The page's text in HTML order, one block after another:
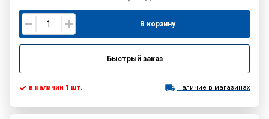
В корзину
Быстрый заказ
в наличии 1 шт. Наличие в магазинах